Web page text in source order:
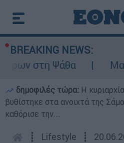
BREAKING NEWS:
στη Ψάθα
δημοφιλές τώρα: Η
βυθίστηκε στα ανοιχτά της
καθόρισε την...
┋ Lifestyle ┋